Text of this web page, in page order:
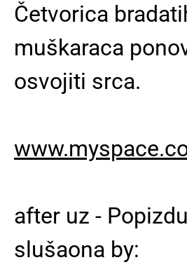
Četvorica
muškaraca
osvojiti srca.
after uz -
slušaona by: